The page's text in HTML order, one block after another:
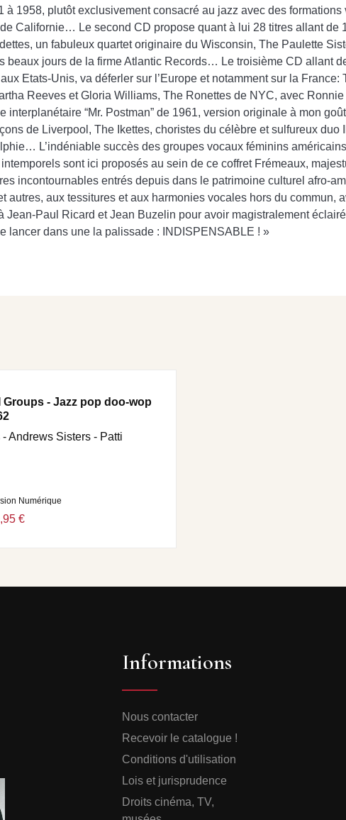
à 1958, plutôt exclusivement consacré au jazz avec des
Californie… Le second CD propose quant à lui 28 titres allant de
un fabuleux quartet originaire du Wisconsin, The Paulette
beaux jours de la firme Atlantic Records… Le troisième CD allant
Etats-Unis, va déferler sur l’Europe et notamment sur la
Reeves et Gloria Williams, The Ronettes de NYC, avec
interplanétaire “Mr. Postman” de 1961, version originale à mon
de Liverpool, The Ikettes, choristes du célèbre et sulfureux
L’indéniable succès des groupes vocaux féminins
sont ici proposés au sein de ce coffret Frémeaux,
incontournables entrés depuis dans le patrimoine culturel afro-
autres, aux tessitures et aux harmonies vocales hors du
Paul Ricard et Jean Buzelin pour avoir magistralement
lancer dans une la palissade : INDISPENSABLE ! »
Groups - Jazz pop doo-wop
Andrews Sisters - Patti
Numérique
€
Informations
Nous contacter
Recevoir le catalogue !
Conditions d'utilisation
Lois et jurisprudence
Droits cinéma, TV,